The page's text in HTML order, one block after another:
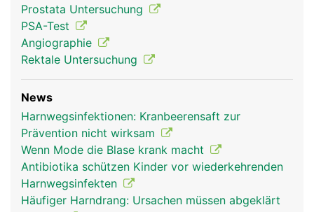
Prostata Untersuchung
PSA-Test
Angiographie
Rektale Untersuchung
News
Harnwegsinfektionen: Kranbeerensaft zur
Prävention nicht wirksam
Wenn Mode die Blase krank macht
Antibiotika schützen Kinder vor wiederkehrenden
Harnwegsinfekten
Häufiger Harndrang: Ursachen müssen abgeklärt